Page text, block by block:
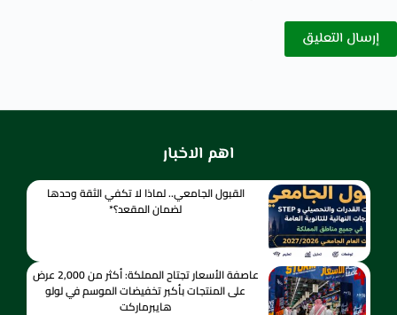
إرسال التعليق
اهم الاخبار
القبول الجامعي.. لماذا لا تكفي الثقة وحدها
لضمان المقعد؟*
عاصفة الأسعار تجتاح المملكة: أكثر من 2,000 عرض
على المنتجات بأكبر تخفيضات الموسم في لولو
هايبرماركت